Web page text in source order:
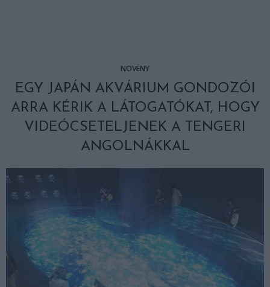
NÖVÉNY
EGY JAPÁN AKVÁRIUM GONDOZÓI
ARRA KÉRIK A LÁTOGATÓKAT, HOGY
VIDEÓCSETELJENEK A TENGERI
ANGOLNÁKKAL